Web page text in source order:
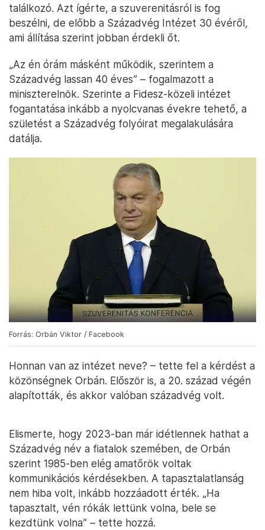
találkozó. Azt ígérte, a szuverenitásról is fog
beszélni, de előbb a Századvég Intézet 30 évéről,
ami állítása szerint jobban érdekli őt.
„Az én órám másként működik, szerintem a
Századvég lassan 40 éves” – fogalmazott a
miniszterelnök. Szerinte a Fidesz-közeli intézet
fogantatása inkább a nyolcvanas évekre tehető, a
születést a Századvég folyóirat megalakulására
datálja.
Forrás: Orbán Viktor / Facebook
Honnan van az intézet neve? – tette fel a kérdést a
közönségnek Orbán. Először is, a 20. század végén
alapították, és akkor valóban századvég volt.
Elismerte, hogy 2023-ban már idétlennek hathat a
Századvég név a fiatalok szemében, de Orbán
szerint 1985-ben elég amatőrök voltak
kommunikációs kérdésekben. A tapasztalatlanság
nem hiba volt, inkább hozzáadott érték. „Ha
tapasztalt, vén rókák lettünk volna, bele se
kezdtünk volna” – tette hozzá.